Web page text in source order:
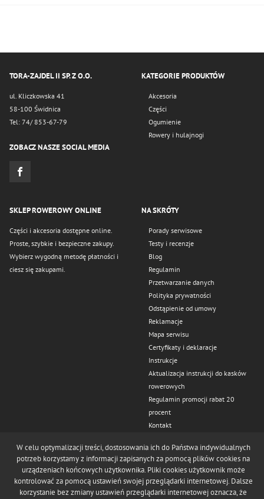
TORA-ZAJDEL II SP. Z O.O.
ul. Kliczkowska 41
58-100 Świdnica
Tel: 74/ 853-67-79
ZOBACZ NASZE SOCIAL MEDIA
KATEGORIE PRODUKTÓW
Akcesoria
Części
Ogumienie
Rowery i hulajnogi
SKLEP ROWEROWY ONLINE
Części i akcesoria dostępne online.
Proste, szybkie i bezpieczne zakupy.
Wybierz wygodną metodę płatności i
ciesz się zakupami.
NA SKRÓTY
Porady serwisowe
Testy i recenzje
Blog
Regulamin
Przetwarzanie danych
Polityka prywatności
Odstąpienie od umowy
Reklamacje
Mapa serwisu
Certyfikaty i deklaracje
Instrukcje
Aktualizacja instrukcji do kasków
rowerowych
Regulamin promocji rabat 20
procent
Kontakt
W celu optymalizacji treści, dostosowania ich do Państwa indywidualnych
potrzeb korzystamy z informacji zapisanych za pomocą plików cookies na
urządzeniach końcowych użytkownika. Pliki cookies użytkownik może
kontrolować za pomocą ustawień swojej przeglądarki internetowej. Dalsze
korzystanie bez zmiany ustawień przeglądarki internetowej oznacza, że